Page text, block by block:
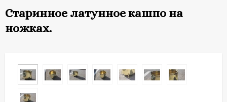
Старинное латунное кашпо на
ножках.